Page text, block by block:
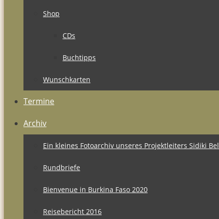
Shop
CDs
Buchtipps
Wunschkarten
Termine
Archiv
Ein kleines Fotoarchiv unseres Projektleiters Sidiki
Rundbriefe
Bienvenue in Burkina Faso 2020
Reisebericht 2016